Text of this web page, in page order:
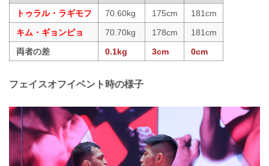
トゥラル・ラギモフ
70.60kg 175cm
181cm
キム・ギョンピョ
70.70kg 178cm
181cm
両者の差
0.1kg 3cm 0cm
フェイスオフイベント時の様子